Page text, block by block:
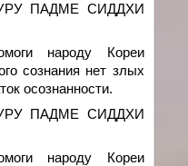
ПАДМЕ СИДДХИ
народу Кореи
сознания нет злых
осознанности.
ПАДМЕ СИДДХИ
народу Кореи